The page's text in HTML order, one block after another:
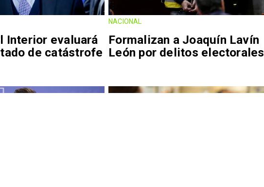
Interior evaluará
de catástrofe
NACIONAL
Formalizan a Joaquín Lavín
León por delitos electorales